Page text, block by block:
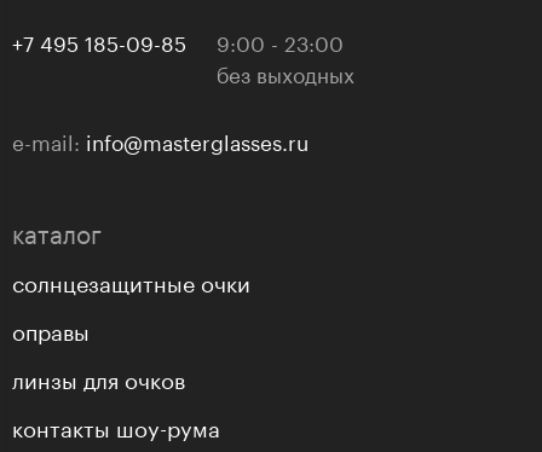
+7 495 185-09-85
9:00 - 23:00
без выходных
e-mail: info@masterglasses.ru
каталог
солнцезащитные очки
оправы
линзы для очков
контакты шоу-рума